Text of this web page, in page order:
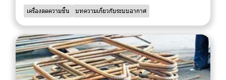
เครื่องลดความชื้น บทความเกี่ยวกับระบบอากาศ